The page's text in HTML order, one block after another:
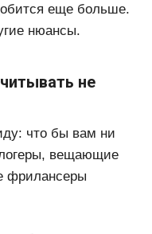
еще больше.
нюансы.
не
что бы вам ни
вещающие
фрилансеры